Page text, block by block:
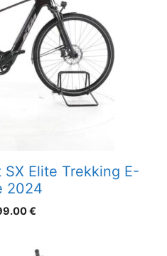
Elite Trekking E-
2024
€